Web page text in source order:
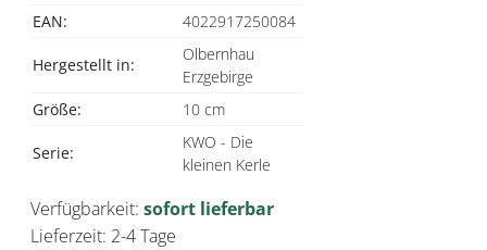
EAN:
4022917250084
Hergestellt in:
Olbernhau
Erzgebirge
Größe:
10 cm
Serie:
KWO - Die
kleinen Kerle
Verfügbarkeit: sofort lieferbar
Lieferzeit: 2-4 Tage